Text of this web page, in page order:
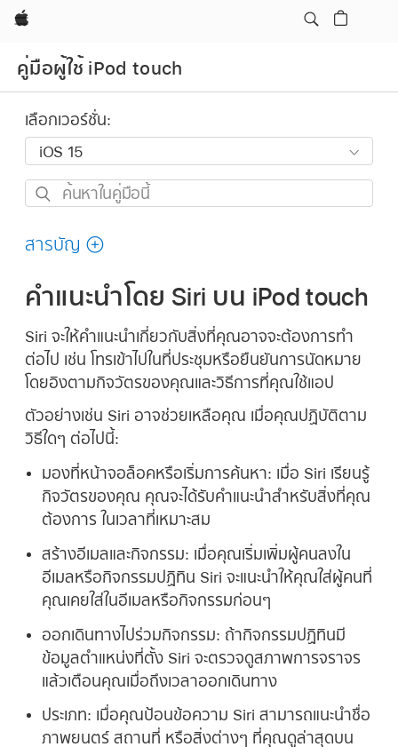
Apple
คู่มือผู้ใช้ iPod touch
เลือกเวอร์ชั่น:
ค้นหา
คู่มือ
สารบัญ
คำแนะนำโดย Siri บน iPod touch
Siri จะให้คำแนะนำเกี่ยวกับสิ่งที่คุณอาจจะต้องการทำ
ต่อไป เช่น โทรเข้าไปในที่ประชุมหรือยืนยันการนัดหมาย
โดยอิงตามกิจวัตรของคุณและวิธีการที่คุณใช้แอป
ตัวอย่างเช่น Siri อาจช่วยเหลือคุณ เมื่อคุณปฏิบัติตาม
วิธีใดๆ ต่อไปนี้:
มองที่หน้าจอล็อคหรือเริ่มการค้นหา: เมื่อ Siri เรียนรู้
กิจวัตรของคุณ คุณจะได้รับคำแนะนำสำหรับสิ่งที่คุณ
ต้องการ ในเวลาที่เหมาะสม
สร้างอีเมลและกิจกรรม: เมื่อคุณเริ่มเพิ่มผู้คนลงใน
อีเมลหรือกิจกรรมปฏิทิน Siri จะแนะนำให้คุณใส่ผู้คนที่
คุณเคยใส่ในอีเมลหรือกิจกรรมก่อนๆ
ออกเดินทางไปร่วมกิจกรรม: ถ้ากิจกรรมปฏิทินมี
ข้อมูลตำแหน่งที่ตั้ง Siri จะตรวจดูสภาพการจราจร
แล้วเตือนคุณเมื่อถึงเวลาออกเดินทาง
ประเภท: เมื่อคุณป้อนข้อความ Siri สามารถแนะนำชื่อ
ภาพยนตร์ สถานที่ หรือสิ่งต่างๆ ที่คุณดูล่าสุดบน